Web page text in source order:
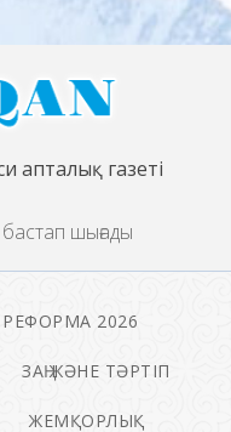
апталық газеті
шығады
РЕФОРМА 2026
ЗАҢ ЖӘНЕ ТӘРТІП
ЖЕМҚОРЛЫҚ